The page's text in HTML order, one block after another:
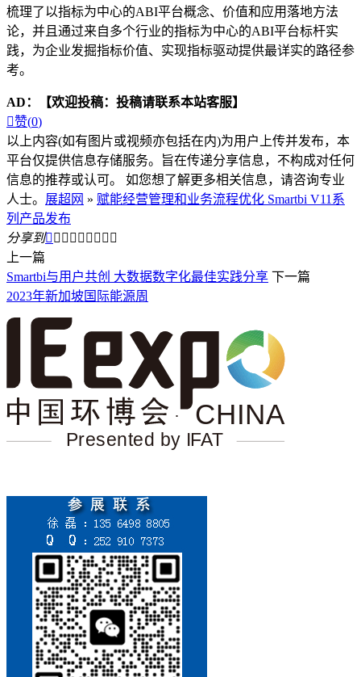
梳理了以指标为中心的ABI平台概念、价值和应用落地方法
论，并且通过来自多个行业的指标为中心的ABI平台标杆实
践，为企业发掘指标价值、实现指标驱动提供最详实的路径参
考。
AD：
【欢迎投稿：投稿请联系本站客服】
赞(0)
以上内容(如有图片或视频亦包括在内)为用户上传并发布，本
平台仅提供信息存储服务。旨在传递分享信息，不构成对任何
信息的推荐或认可。 如您想了解更多相关信息，请咨询专业
人士。 展超网 » 赋能经营管理和业务流程优化 Smartbi V11系
列产品发布
分享到        
上一篇
Smartbi与用户共创 大数据数字化最佳实践分享 下一篇
2023年新加坡国际能源周